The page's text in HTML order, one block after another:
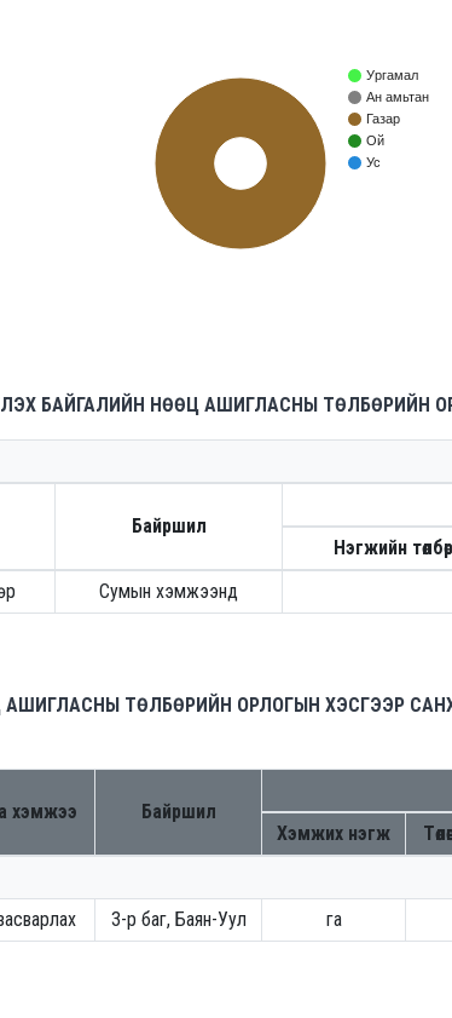
Ургамал
Ан амьтан
Газар
Ой
Ус
БАЙГАЛИЙН НӨӨЦ АШИГЛАСНЫ ТӨЛБӨРИЙН
Байршил
Нэгжийн төлбөр,
Сумын хэмжээнд
ТӨЛБӨРИЙН ОРЛОГЫН ХЭСГЭЭР
хэмжээ Байршил
Хэмжих нэгж
3-р баг, Баян-Уул га